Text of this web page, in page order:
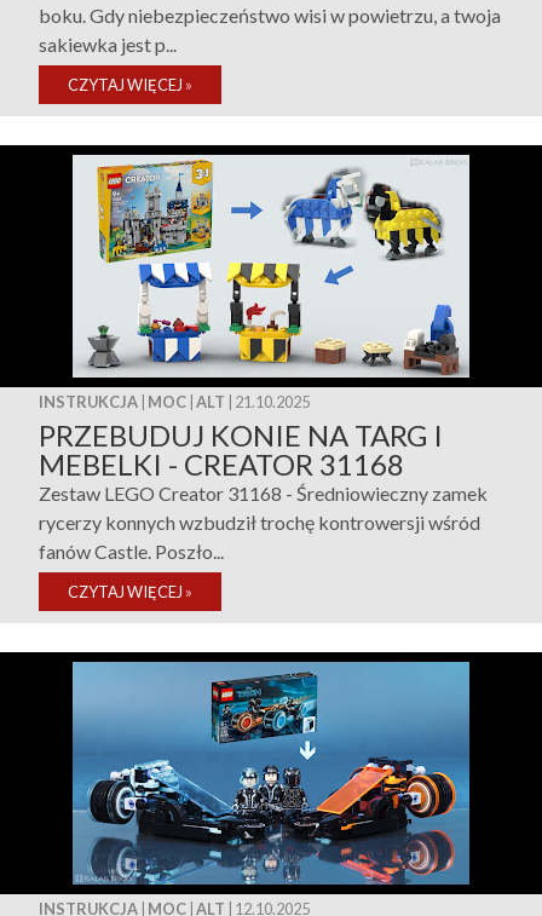
boku. Gdy niebezpieczeństwo wisi w powietrzu, a twoja
sakiewka jest p...
CZYTAJ WIĘCEJ »
INSTRUKCJA MOC ALT | 21.10.2025
PRZEBUDUJ KONIE NA TARG I
MEBELKI - CREATOR 31168
Zestaw LEGO Creator 31168 - Średniowieczny zamek
rycerzy konnych wzbudził trochę kontrowersji wśród
fanów Castle. Poszło...
CZYTAJ WIĘCEJ »
INSTRUKCJA MOC ALT | 12.10.2025